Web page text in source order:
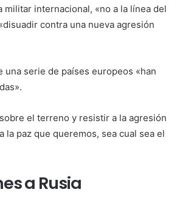
internacional, «no a la línea del
contra una nueva agresión
serie de países europeos «han
el terreno y resistir a la agresión
paz que queremos, sea cual sea el
a Rusia